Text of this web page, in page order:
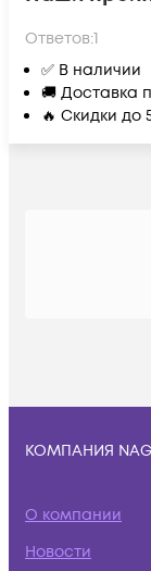
Ответов:1
✅ В наличии
🚚 Доставка
🔥 Скидки до
КОМПАНИЯ NAG
О компании
Новости